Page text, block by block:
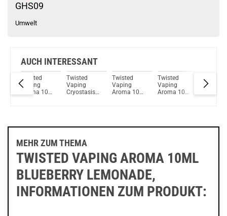
GHS09
Umwelt
AUCH INTERESSANT
Twisted
Vaping
Aroma 10ml
Twisted
Vaping
Cryostasis
Twisted
Vaping
Aroma 10ml
Twisted
Vaping
Aroma 10ml
Twisted
Vaping
MEHR ZUM THEMA
TWISTED VAPING AROMA 10ML
BLUEBERRY LEMONADE,
INFORMATIONEN ZUM PRODUKT: